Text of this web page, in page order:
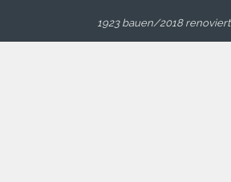
1923 bauen/2018 renoviert